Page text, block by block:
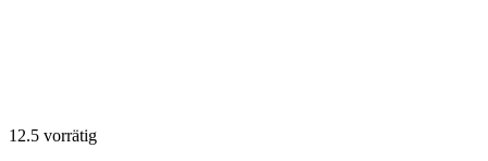
12.5 vorrätig